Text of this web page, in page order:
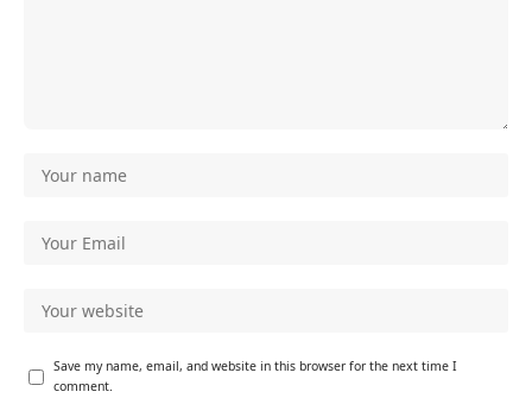
Save my name, email, and website in this browser for the next time I
comment.